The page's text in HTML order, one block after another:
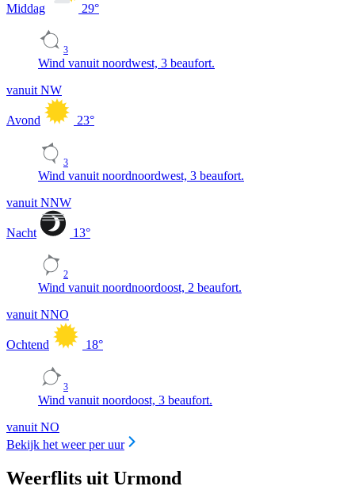
Middag 29°
3
Wind vanuit noordwest, 3 beaufort.
vanuit NW
Avond 23°
3
Wind vanuit noordnoordwest, 3 beaufort.
vanuit NNW
Nacht 13°
2
Wind vanuit noordnoordoost, 2 beaufort.
vanuit NNO
Ochtend 18°
3
Wind vanuit noordoost, 3 beaufort.
vanuit NO
Bekijk het weer per uur
Weerflits uit Urmond